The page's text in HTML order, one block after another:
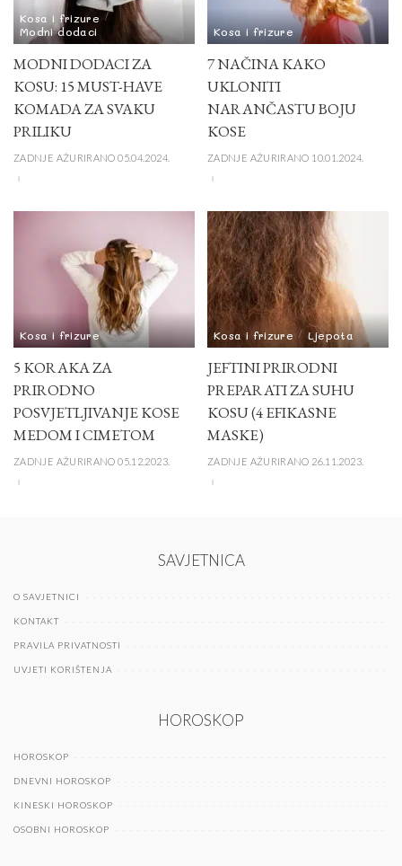
Kosa i frizure
Modni dodaci
MODNI DODACI ZA
KOSU: 15 MUST-HAVE
KOMADA ZA SVAKU
PRILIKU
ZADNJE AŽURIRANO 05.04.2024.
Kosa i frizure
7 NAČINA KAKO
UKLONITI
NARANČASTU BOJU
KOSE
ZADNJE AŽURIRANO 10.01.2024.
Kosa i frizure
5 KORAKA ZA
PRIRODNO
POSVJETLJIVANJE KOSE
MEDOM I CIMETOM
ZADNJE AŽURIRANO 05.12.2023.
Kosa i frizure Ljepota
JEFTINI PRIRODNI
PREPARATI ZA SUHU
KOSU (4 EFIKASNE
MASKE)
ZADNJE AŽURIRANO 26.11.2023.
SAVJETNICA
O SAVJETNICI
KONTAKT
PRAVILA PRIVATNOSTI
UVJETI KORIŠTENJA
HOROSKOP
HOROSKOP
DNEVNI HOROSKOP
KINESKI HOROSKOP
OSOBNI HOROSKOP